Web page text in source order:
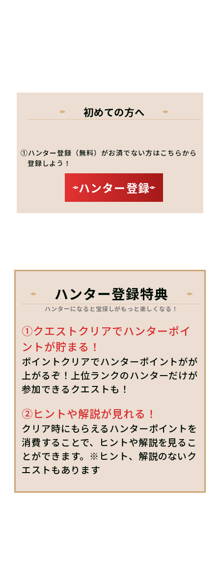
初めての方へ
①ハンター登録（無料）がお済でない方はこちらから
登録しよう！
ハンター登録
ハンター登録特典
ハンターになると宝探しがもっと楽しくなる！
①クエストクリアでハンターポイ
ントが貯まる！
ポイントクリアでハンターポイントがが
上がるぞ！上位ランクのハンターだけが
参加できるクエストも！
②ヒントや解説が見れる！
クリア時にもらえるハンターポイントを
消費することで、ヒントや解説を見るこ
とができます。※ヒント、解説のないク
エストもあります